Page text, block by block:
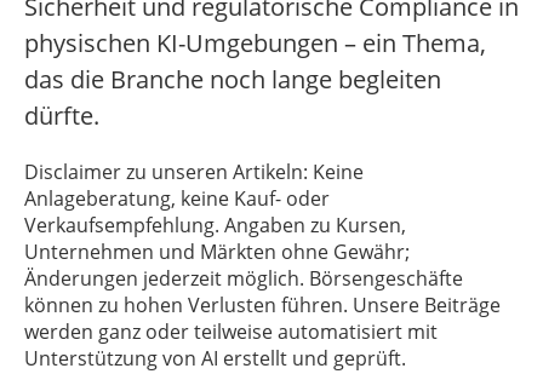
Sicherheit und regulatorische Compliance in
physischen KI-Umgebungen – ein Thema,
das die Branche noch lange begleiten
dürfte.
Disclaimer zu unseren Artikeln: Keine
Anlageberatung, keine Kauf- oder
Verkaufsempfehlung. Angaben zu Kursen,
Unternehmen und Märkten ohne Gewähr;
Änderungen jederzeit möglich. Börsengeschäfte
können zu hohen Verlusten führen. Unsere Beiträge
werden ganz oder teilweise automatisiert mit
Unterstützung von AI erstellt und geprüft.